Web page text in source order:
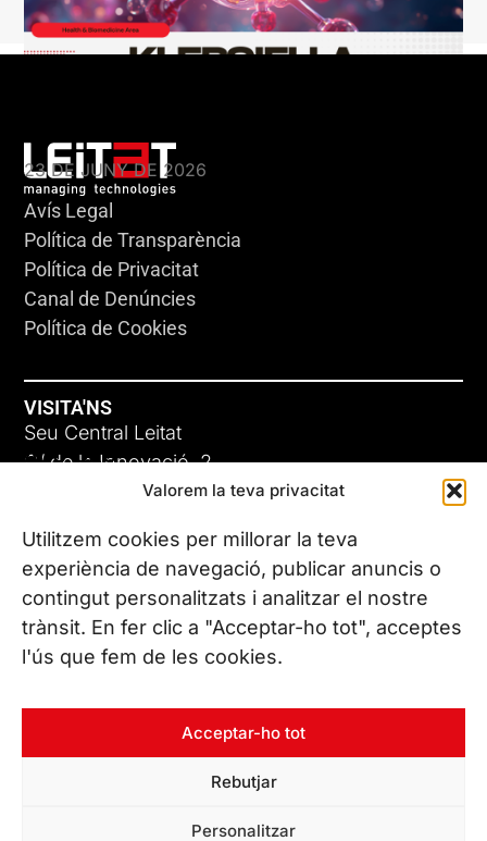
Valorem la teva privacitat
Utilitzem cookies per millorar la teva
experiència de navegació, publicar anuncis o
contingut personalitzats i analitzar el nostre
trànsit. En fer clic a "Acceptar-ho tot", acceptes
l'ús que fem de les cookies.
Acceptar-ho tot
Rebutjar
Personalitzar
23 DE JUNY DE 2026
ADC-CRC
17 DE JUNY DE 2026
Avís Legal
Política de Transparència
Política de Privacitat
Canal de Denúncies
Política de Cookies
VISITA'NS
Seu Central Leitat
C/ de la Innovació, 2
08225 Terrassa, (Barcelona)
Coneix les nostres seus
CONTACTA’NS
Tel. (+34) 937 882 300